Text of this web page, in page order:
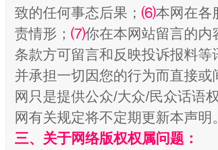
漫山遍野的桃花与雪山、麦地、白藏房 除
致的任何事态后果； ⑹本网在各
责情形； ⑺你在本网站留言的内
条款方可留言和反映投诉报料
并承担一切因您的行为而直接
网只是提供公众/大众/民众话语
网有关规定将不定期更新本声明
三、关于网络版权权属问题：